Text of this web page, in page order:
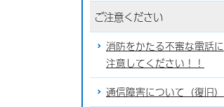
ご注意ください
消防をかたる不審な電話に
注意してください！！
通信障害について（復旧）